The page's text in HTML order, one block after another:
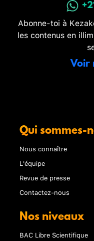
Abonne-toi à
les contenus en
Voir
Qui sommes-
Nous connaître
L'équipe
Revue de presse
Contactez-nous
Nos niveaux
BAC Libre Scientifique